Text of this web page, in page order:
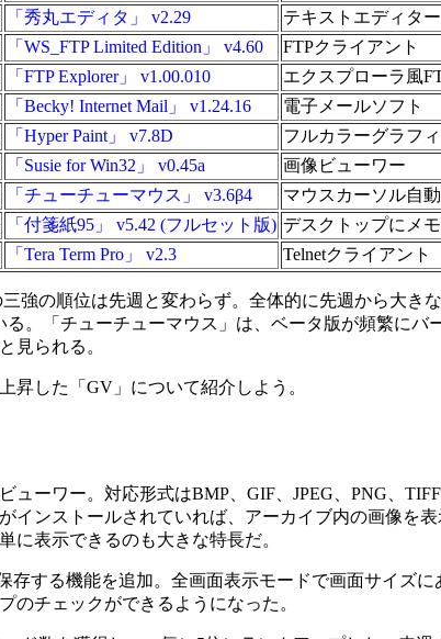
「秀丸エディタ」 v2.29 テキストエディター
「WS_FTP Limited Edition」 v4.60 FTPクライアント
「FTP Explorer」 v1.00.010 エクスプローラ風
「Becky! Internet Mail」 v1.24.16 電子メールソフト
「Hyper Paint」 v7.8D フルカラーグラフ
「Susie for Win32」 v0.45a 画像ビューワー
「チューチューマウス」 v3.6β4 マウスカーソル自
「付箋紙95」 v5.42 (フルセット版) デスクトップにメモ
「Tera Term Pro」 v2.3 Telnetクライアント
強の順位は先週と変わらず。全体的に先週から大き
。「チューチューマウス」は、ベータ版が頻繁に
見られる。
した「GV」について紹介しよう。
ーワー。対応形式はBMP、GIF、JPEG、PNG、
インストールされていれば、アーカイブ内の画像を
に表示できるのも大きな特長だ。
する機能を追加。全画面表示モードで画面サイズ
のチェックができるようになった。